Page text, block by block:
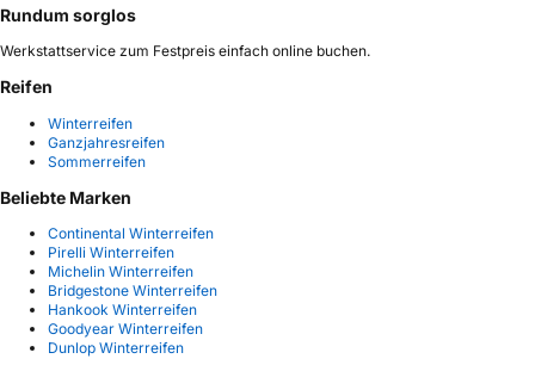
Rundum sorglos
Werkstattservice zum Festpreis einfach online buchen.
Reifen
Winterreifen
Ganzjahresreifen
Sommerreifen
Beliebte Marken
Continental Winterreifen
Pirelli Winterreifen
Michelin Winterreifen
Bridgestone Winterreifen
Hankook Winterreifen
Goodyear Winterreifen
Dunlop Winterreifen